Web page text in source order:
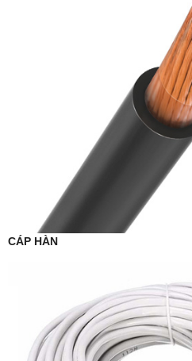
CÁP HÀN